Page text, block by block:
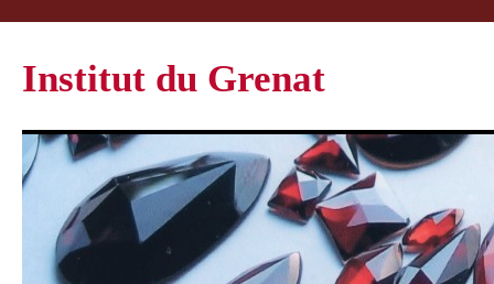
Institut du Grenat